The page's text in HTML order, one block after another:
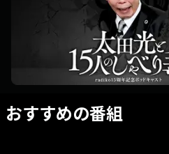
おすすめの番組